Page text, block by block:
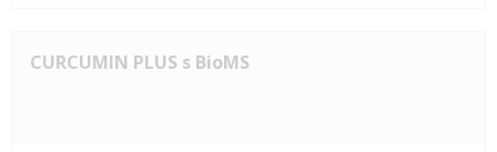
CURCUMIN PLUS s BioMS